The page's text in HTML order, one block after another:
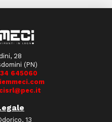
28
(PN)
645060
13